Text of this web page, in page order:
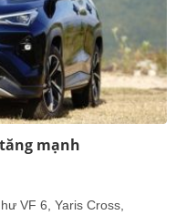
mạnh
VF 6, Yaris Cross,